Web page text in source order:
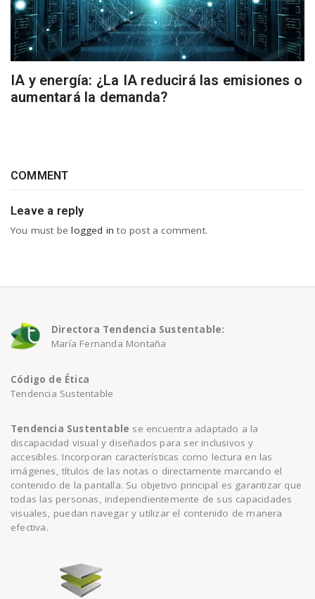
IA y energía: ¿La IA reducirá las emisiones o
aumentará la demanda?
COMMENT
Leave a reply
You must belogged in to post a comment.
Directora Tendencia Sustentable:
María Fernanda Montaña
Código de Ética
Tendencia Sustentable
Tendencia Sustentable se encuentra adaptado a la
discapacidad visual y diseñados para ser inclusivos y
accesibles. Incorporan características como lectura en las
imágenes, títulos de las notas o directamente marcando el
contenido de la pantalla. Su objetivo principal es garantizar que
todas las personas, independientemente de sus capacidades
visuales, puedan navegar y utilizar el contenido de manera
efectiva.